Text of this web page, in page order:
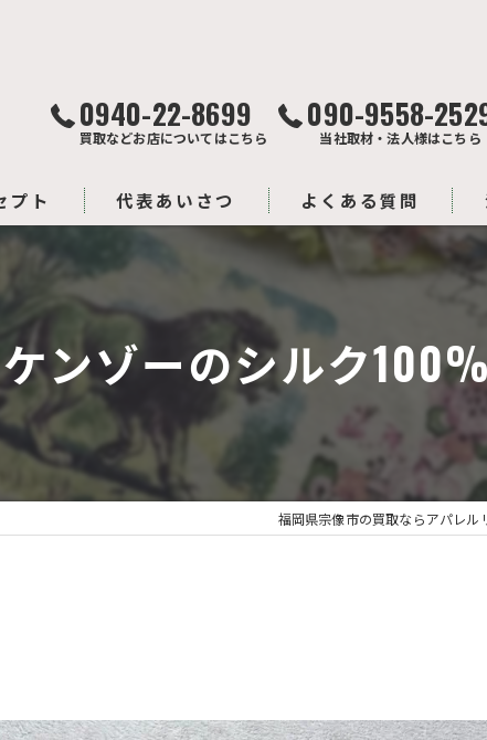
0940-22-8699
買取などお店についてはこちら
090-9558-
当社取材・法人様はこちら
プト 代表あいさつ よくある質問
ケンゾーのシルク100%
福岡県宗像市の買取ならアパレル